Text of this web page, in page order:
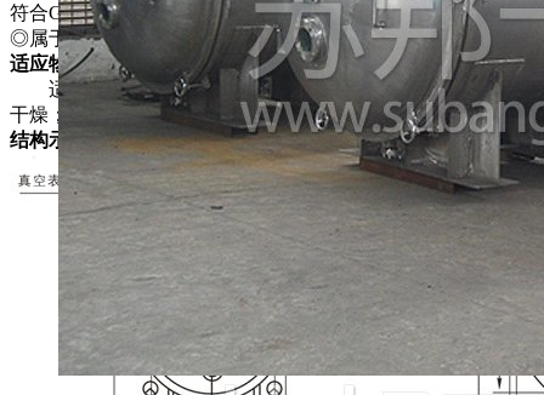
符合GMP要求。
◎属于静态式真空干燥器．故干燥物料的形体不会损坏。
适应物料
适用于在高温下易分解，聚合和变质的热敏性物料的低温
干燥；被广泛地采用在制药、化工、食品、电子等行业。
结构示意图